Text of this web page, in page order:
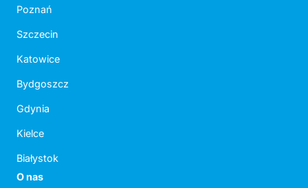
Poznań
Szczecin
Katowice
Bydgoszcz
Gdynia
Kielce
Białystok
O nas